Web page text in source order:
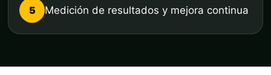
5 Medición de resultados y mejora continua